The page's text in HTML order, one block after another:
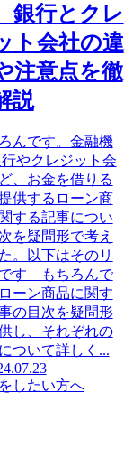
銀行とクレ
ト会社の違
注意点を徹
説
んです。金融機
やクレジット会
、お金を借りる
供するローン商
する記事につい
を疑問形で考え
。以下はそのリ
す もちろんで
ーン商品に関す
の目次を疑問形
し、それぞれの
ついて詳しく...
したい方へ